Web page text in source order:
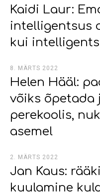
Kaidi Laur:
intelligentsus
kui
8. MÄRTS 2022
Helen Hääl:
võiks õpetada
perekoolis,
asemel
2. MÄRTS 2022
Jan Kaus:
kuulamine